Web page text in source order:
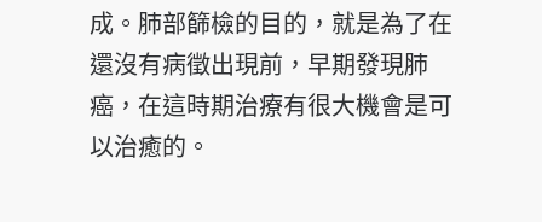
成。肺部篩檢的目的，就是為了在
還沒有病徵出現前，早期發現肺
癌，在這時期治療有很大機會是可
以治癒的。